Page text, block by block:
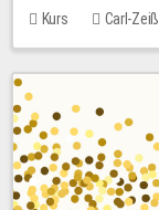
Kurs Carl-